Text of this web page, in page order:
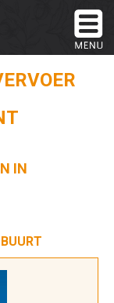
IN